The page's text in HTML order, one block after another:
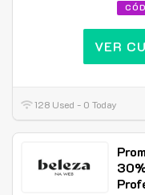
VER
128 Used - 0 Today